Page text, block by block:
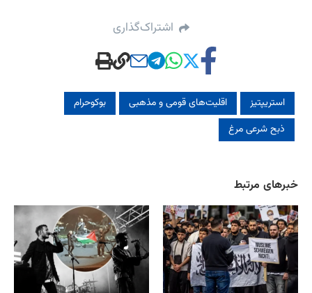
اشتراک‌گذاری
استریپتیز اقلیت‌های قومی و مذهبی
بوکوحرام
ذبح شرعی مرغ
خبرهای مرتبط